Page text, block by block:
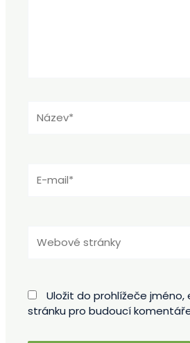
mail*
stránky
Uložit do prohlížeče
stránku pro budoucí